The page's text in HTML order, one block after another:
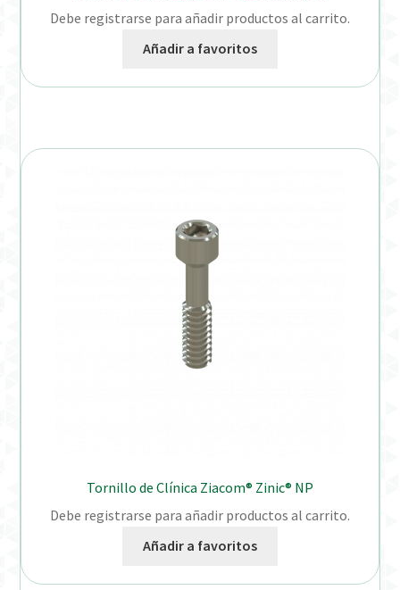
Debe registrarse para añadir productos al carrito.
Añadir a favoritos
Tornillo de Clínica Ziacom® Zinic® NP
Debe registrarse para añadir productos al carrito.
Añadir a favoritos